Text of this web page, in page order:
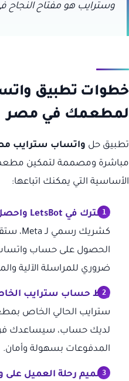
وسترايب هو مفتاح النجاح
خطوات تطبيق
لمطعمك في مصر
تطبيق حل واتساب سترايب
مباشرة ومصممة لتمكين
الأساسية التي يمكنك اتباعها:
اشترك في LetsBot واحصل على واتساب بزنس API:
ضروري للمراسلة الآلية
ربط حساب سترايب
المدفوعات بسهولة وأمان.
تصميم رحلة العميل على